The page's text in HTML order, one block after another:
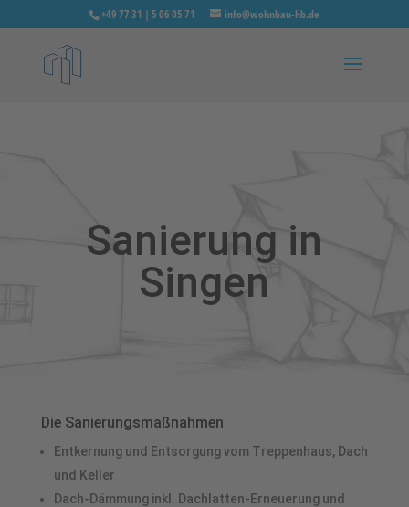
+49 77 31 | 5 06 05 71 info@wohnbau-hb.de
Sanierung in
Singen
Die Sanierungsmaßnahmen
Entkernung und Entsorgung vom Treppenhaus, Dach
und Keller
Dach-Dämmung inkl. Dachlatten-Erneuerung und